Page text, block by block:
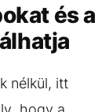
és a
nélkül, itt